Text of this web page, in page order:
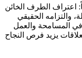
اعتراف الطرف الخائن
والتزامه الحقيقي
في المسامحة والعمل
يزيد فرص النجاح